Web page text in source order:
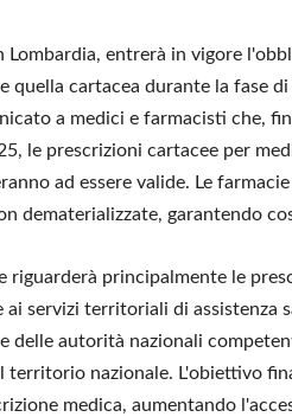
Lombardia, entrerà in vigore
quella cartacea durante la fase
a medici e farmacisti che,
le prescrizioni cartacee per
ad essere valide. Le
dematerializzate, garantendo
riguarderà principalmente le
ai servizi territoriali di assistenza
delle autorità nazionali
nazionale. L'obiettivo
medica, aumentando